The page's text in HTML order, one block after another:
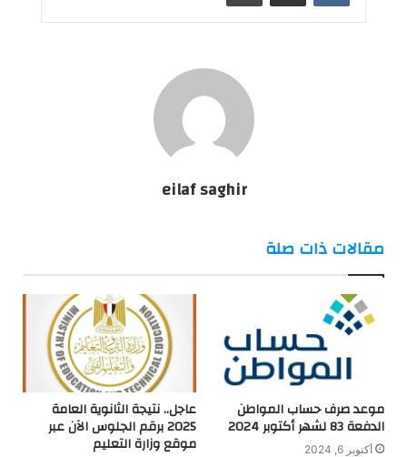
eilaf saghir
مقالات ذات صلة
موعد صرف حساب المواطن
الدفعة 83 لشهر أكتوبر 2024
أكتوبر 6, 2024
عاجل.. نتيجة الثانوية العامة
2025 برقم الجلوس الآن عبر
موقع وزارة التعليم